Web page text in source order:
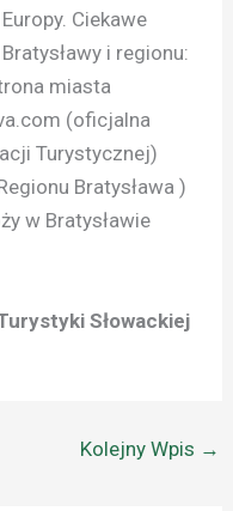
Ciekawe
i regionu:
miasta
(oficjalna
Turystycznej)
Bratysława )
w Bratysławie
Słowackiej
Kolejny Wpis →